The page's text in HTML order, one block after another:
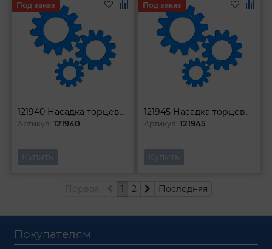
121940 Насадка торцевая 1l2DR с вставкой-битой TORX Т40 100 мм
Артикул:121940
Под заказ
Купить
121945 Насадка торцевая 1l2DR с вставкой-битой TORX Т45 100 мм
Артикул:121945
Под заказ
Купить
1 2 Последняя
Покупателям